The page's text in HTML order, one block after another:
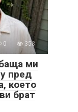
0 358
ми
пред
което
брат